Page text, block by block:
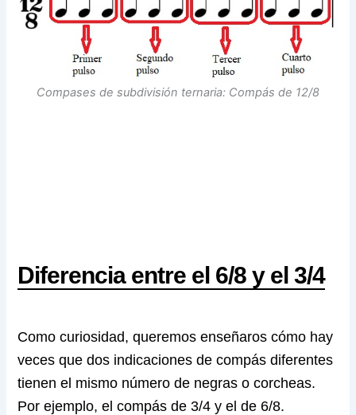
Compases de subdivisión ternaria: Compás de 12/8
Diferencia entre el 6/8 y el 3/4
Como curiosidad, queremos enseñaros cómo hay
veces que dos indicaciones de compás diferentes
tienen el mismo número de negras o corcheas.
Por ejemplo, el compás de 3/4 y el de 6/8.